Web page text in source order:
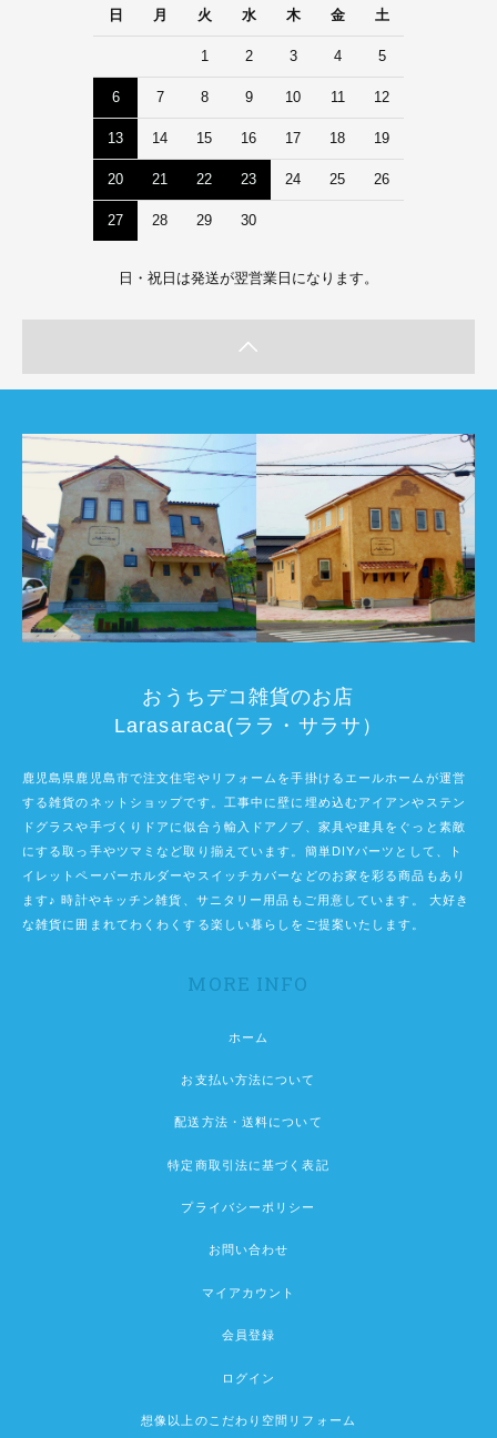
日
月 火 水 木 金 土
1 2 3 4 5
6 7 8 9 10 11 12
13 14 15 16 17 18 19
20 21 22 23 24 25 26
27 28 29 30
日・祝日は発送が翌営業日になります。
おうちデコ雑貨のお店
Larasaraca(ララ・サラサ）
鹿児島県鹿児島市で注文住宅やリフォームを手掛けるエールホームが運営
する雑貨のネットショップです。工事中に壁に埋め込むアイアンやステン
ドグラスや手づくりドアに似合う輸入ドアノブ、家具や建具をぐっと素敵
にする取っ手やツマミなど取り揃えています。簡単DIYパーツとして、ト
イレットペーパーホルダーやスイッチカバーなどのお家を彩る商品もあり
ます♪ 時計やキッチン雑貨、サニタリー用品もご用意しています。 大好き
な雑貨に囲まれてわくわくする楽しい暮らしをご提案いたします。
MORE INFO
ホーム
お支払い方法について
配送方法・送料について
特定商取引法に基づく表記
プライバシーポリシー
お問い合わせ
マイアカウント
会員登録
ログイン
想像以上のこだわり空間リフォーム